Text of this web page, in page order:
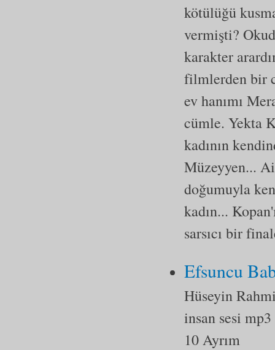
kötülüğü
vermişti?
karakter
filmlerden bir
ev hanımı
cümle. Yekta
kadının
Müzeyyen...
doğumuyla
kadın...
sarsıcı bir
Efsuncu
Hüseyin
insan sesi mp3
10 Ayrım